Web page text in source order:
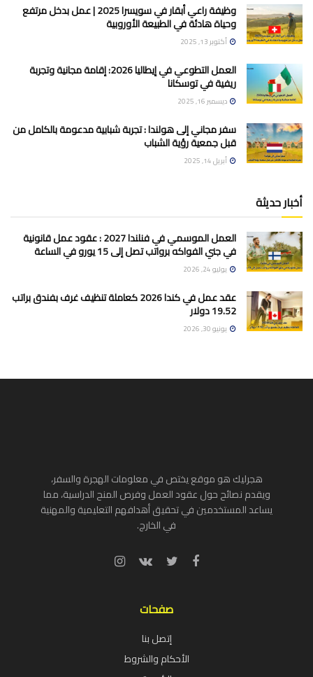
وظيفة راعي أبقار في سويسرا 2025 | عمل بدخل مرتفع
وحياة هادئة في الطبيعة الأوروبية
أكتوبر 13, 2025
العمل التطوعي في إيطاليا 2026: إقامة مجانية وتجربة
ريفية في توسكانا
ديسمبر 16, 2025
سفر مجاني إلى هولندا : تجربة شبابية مدعومة بالكامل من
قبل جمعية رؤية الشباب
أبريل 14, 2025
أخبار حديثة
العمل الموسمي في فنلندا 2027 : عقود عمل قانونية
في جني الفواكه برواتب تصل إلى 15 يورو في الساعة
يوليو 24, 2026
عقد عمل في كندا 2026 كعاملة تنظيف غرف بفندق براتب
19.52 دولار
يونيو 30, 2026
هجرليك هو موقع يختص في معلومات الهجرة والسفر،
ويقدم نصائح حول عقود العمل وفرص المنح الدراسية، مما
يساعد المستخدمين في تحقيق أهدافهم التعليمية والمهنية
في الخارج.
صفحات
إتصل بنا
الأحكام والشروط